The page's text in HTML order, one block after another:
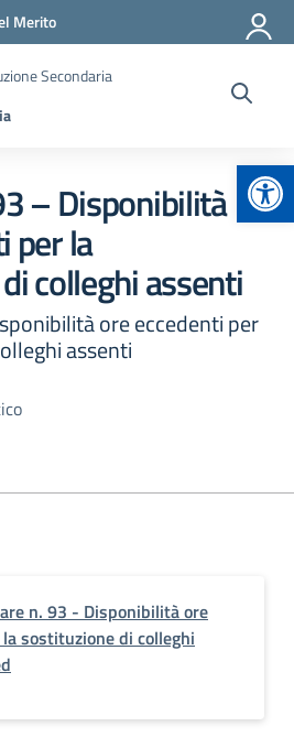
Merito
Secondaria
– Disponibilità
per la
colleghi assenti
ore eccedenti per
assenti
n. 93 - Disponibilità ore
sostituzione di colleghi